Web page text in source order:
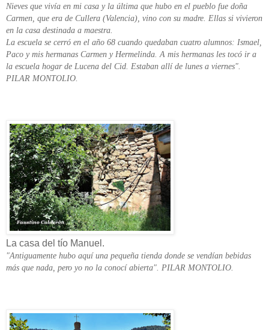
Nieves que vivía en mi casa y la última que hubo en el pueblo fue doña
Carmen, que era de Cullera (Valencia), vino con su madre. Ellas si vivieron
en la casa destinada a maestra.
La escuela se cerró en el año 68 cuando quedaban cuatro alumnos: Ismael,
Paco y mis hermanas Carmen y Hermelinda. A mis hermanas les tocó ir a
la escuela hogar de Lucena del Cid. Estaban allí de lunes a viernes".
PILAR MONTOLIO.
La casa del tío Manuel.
"Antiguamente hubo aquí una pequeña tienda donde se vendían bebidas
más que nada, pero yo no la conocí abierta". PILAR MONTOLIO.